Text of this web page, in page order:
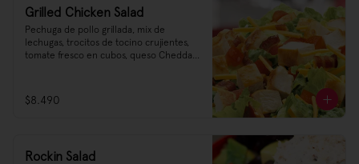
Grilled Chicken Salad
Pechuga de pollo grillada, mix de
lechugas, trocitos de tocino crujientes,
tomate fresco en cubos, queso Cheddar
$8.490
Rockin Salad